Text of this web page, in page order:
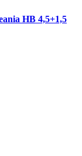
HB 4,5+1,5